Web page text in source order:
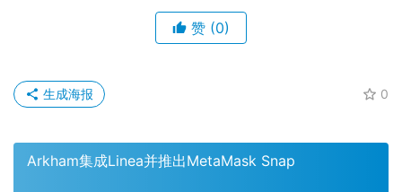
赞 (0)
0
生成海报
Arkham集成Linea并推出MetaMask Snap